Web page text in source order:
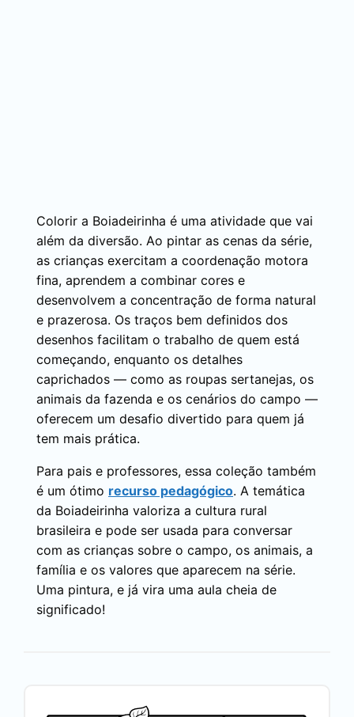
Colorir a Boiadeirinha é uma atividade que vai
além da diversão. Ao pintar as cenas da série,
as crianças exercitam a coordenação motora
fina, aprendem a combinar cores e
desenvolvem a concentração de forma natural
e prazerosa. Os traços bem definidos dos
desenhos facilitam o trabalho de quem está
começando, enquanto os detalhes
caprichados — como as roupas sertanejas, os
animais da fazenda e os cenários do campo —
oferecem um desafio divertido para quem já
tem mais prática.
Para pais e professores, essa coleção também
é um ótimo recurso pedagógico. A temática
da Boiadeirinha valoriza a cultura rural
brasileira e pode ser usada para conversar
com as crianças sobre o campo, os animais, a
família e os valores que aparecem na série.
Uma pintura, e já vira uma aula cheia de
significado!